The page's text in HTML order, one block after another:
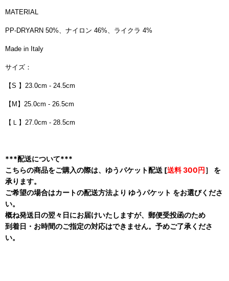
MATERIAL
PP-DRYARN 50%、ナイロン 46%、ライクラ 4%
Made in Italy
サイズ：
【S 】23.0cm - 24.5cm
【M】25.0cm - 26.5cm
【Ｌ】27.0cm - 28.5cm
***配送について***
こちらの商品をご購入の際は、ゆうパケット配送 [送料 300円］ を
承ります。
ご希望の場合はカートの配送方法より ゆうパケット をお選びくださ
い。
概ね発送日の翌々日にお届けいたしますが、郵便受投函のため
到着日・お時間のご指定の対応はできません。予めご了承くださ
い。